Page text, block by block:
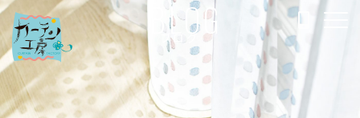
BLOG
ブログ